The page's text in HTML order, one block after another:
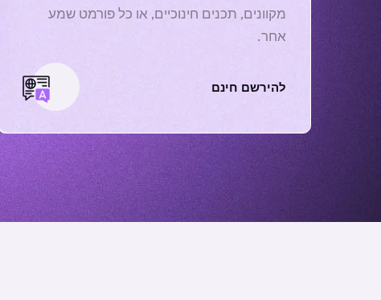
מקוונים, תכנים חינוכיים, או כל פורמט שמע
אחר.
להירשם חינם